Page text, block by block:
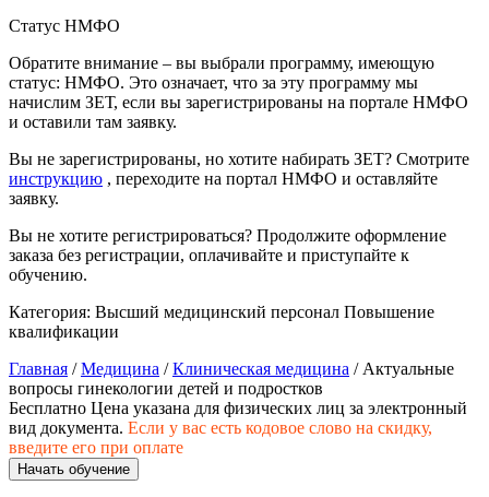
промышленности
Управление охраной труда.
Техносферная безопасность
Допуски
Экономика и управление
Управление производством
общественного питания в
Управление административно-
хозяйственной деятельностью
Техника-технологии
Статус НМФО
Обратите внимание – вы выбрали программу, имеющую
статус: НМФО. Это означает, что за эту программу мы
начислим ЗЕТ, если вы зарегистрированы на портале НМФО
и оставили там заявку.
Вы не зарегистрированы, но хотите набирать ЗЕТ? Смотрите
инструкцию , переходите на портал НМФО и оставляйте
заявку.
Вы не хотите регистрироваться? Продолжите оформление
заказа без регистрации, оплачивайте и приступайте к
обучению.
Категория: Высший медицинский персонал Повышение
квалификации
Главная /Медицина /Клиническая медицина / Актуальные
вопросы гинекологии детей и подростков
Бесплатно Цена указана для физических лиц за электронный
вид документа. Если у вас есть кодовое слово на скидку,
введите его при оплате
Начать обучение